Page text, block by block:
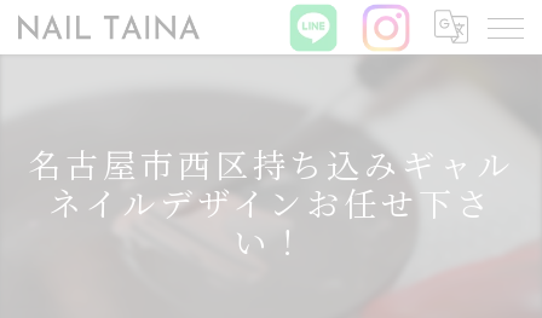
名古屋市西区持ち込みギャル
ネイルデザインお任せ下さ
い！